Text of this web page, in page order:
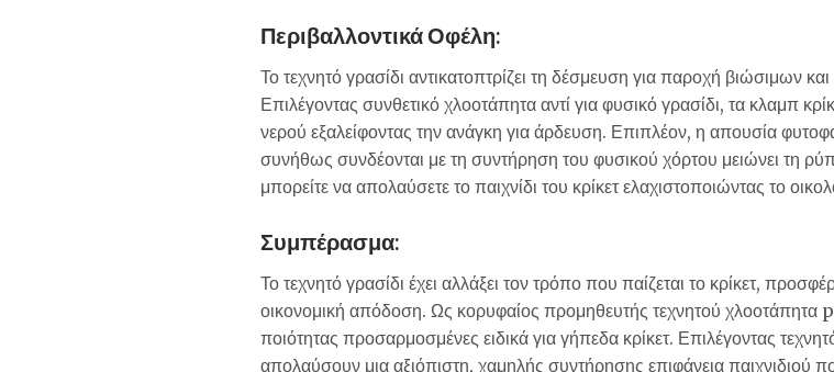
Περιβαλλοντικά Οφέλη:
Το τεχνητό γρασίδι αντικατοπτρίζει τη δέσμευση για παροχή βιώσιμων
Επιλέγοντας συνθετικό χλοοτάπητα αντί για φυσικό γρασίδι, τα κλαμπ
νερού εξαλείφοντας την ανάγκη για άρδευση. Επιπλέον, η απουσία
συνήθως συνδέονται με τη συντήρηση του φυσικού χόρτου μειώνει τη
μπορείτε να απολαύσετε το παιχνίδι του κρίκετ ελαχιστοποιώντας το
Συμπέρασμα:
Το τεχνητό γρασίδι έχει αλλάξει τον τρόπο που παίζεται το κρίκετ,
οικονομική απόδοση. Ως κορυφαίος προμηθευτής τεχνητού
ποιότητας προσαρμοσμένες ειδικά για γήπεδα κρίκετ. Επιλέγοντας
απολαύσουν μια αξιόπιστη, χαμηλής συντήρησης επιφάνεια παιχνιδιού